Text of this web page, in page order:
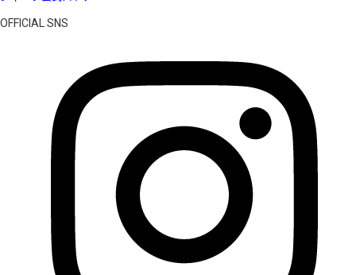
OFFICIAL SNS